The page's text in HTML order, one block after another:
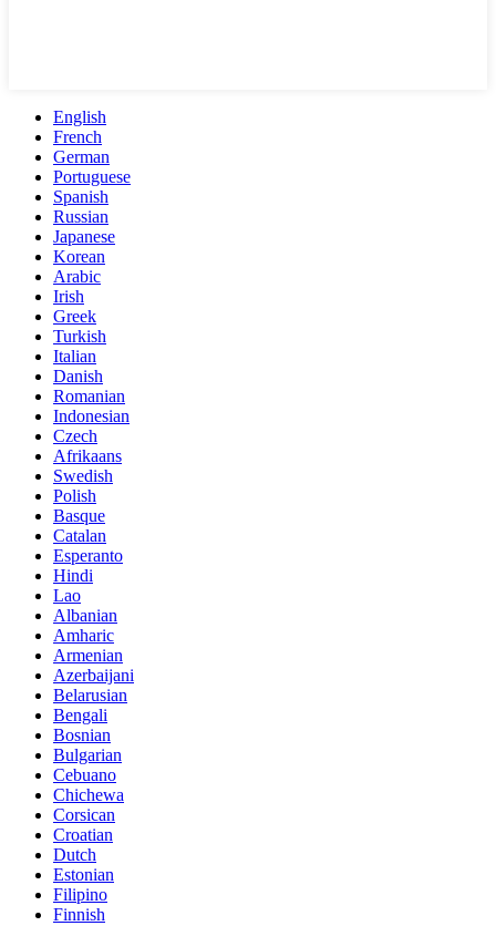
English
French
German
Portuguese
Spanish
Russian
Japanese
Korean
Arabic
Irish
Greek
Turkish
Italian
Danish
Romanian
Indonesian
Czech
Afrikaans
Swedish
Polish
Basque
Catalan
Esperanto
Hindi
Lao
Albanian
Amharic
Armenian
Azerbaijani
Belarusian
Bengali
Bosnian
Bulgarian
Cebuano
Chichewa
Corsican
Croatian
Dutch
Estonian
Filipino
Finnish